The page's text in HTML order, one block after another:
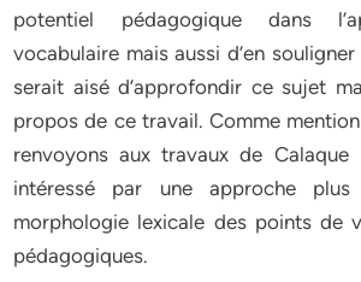
potentiel pédagogique dans
vocabulaire mais aussi d’en
serait aisé d’approfondir ce sujet
propos de ce travail. Comme
renvoyons aux travaux de
intéressé par une approche
morphologie lexicale des points de
pédagogiques.